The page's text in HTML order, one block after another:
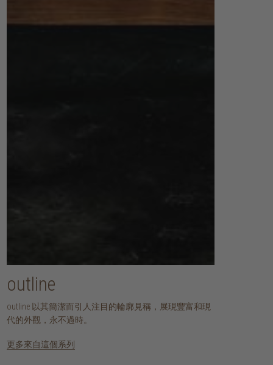
outline
outline 以其簡潔而引人注目的輪廓見稱，展現豐富和現
代的外觀，永不過時。
更多來自這個系列